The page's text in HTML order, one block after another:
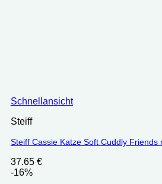
Schnellansicht
Steiff
Steiff Cassie Katze Soft Cuddly Friends
37.65 €
-16%